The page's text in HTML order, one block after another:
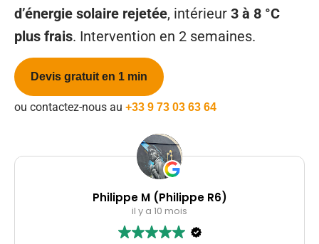
d’énergie solaire rejetée, intérieur 3 à 8 °C
plus frais. Intervention en 2 semaines.
Devis gratuit en 1 min
ou contactez-nous au +33 9 73 03 63 64
Philippe M (Philippe R6)
il y a 10 mois